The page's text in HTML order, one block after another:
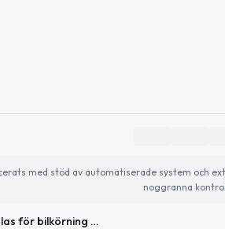
med stöd av automatiserade system och
noggranna
Förare åtalas för bilkörning utan tända lyktor på E4